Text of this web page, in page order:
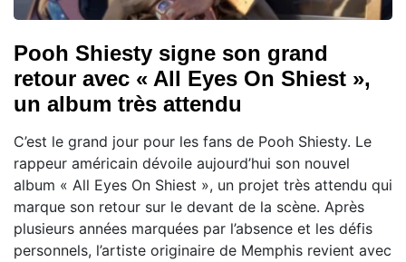
Pooh Shiesty signe son grand
retour avec « All Eyes On Shiest »,
un album très attendu
C’est le grand jour pour les fans de Pooh Shiesty. Le
rappeur américain dévoile aujourd’hui son nouvel
album « All Eyes On Shiest », un projet très attendu qui
marque son retour sur le devant de la scène. Après
plusieurs années marquées par l’absence et les défis
personnels, l’artiste originaire de Memphis revient avec